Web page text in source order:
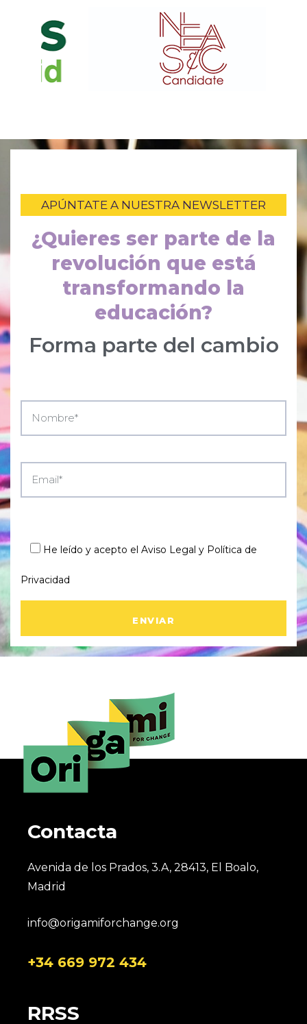
APÚNTATE A NUESTRA NEWSLETTER
¿Quieres ser parte de la
revolución que está
transformando la
educación?
Forma parte del cambio
He leído y acepto el Aviso Legal y Política de
Privacidad
Contacta
Avenida de los Prados, 3.A, 28413, El Boalo,
Madrid
info@origamiforchange.org
+34 669 972 434
RRSS